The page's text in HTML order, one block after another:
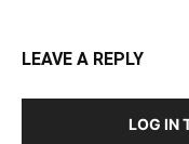
LEAVE A REPLY
LOG IN